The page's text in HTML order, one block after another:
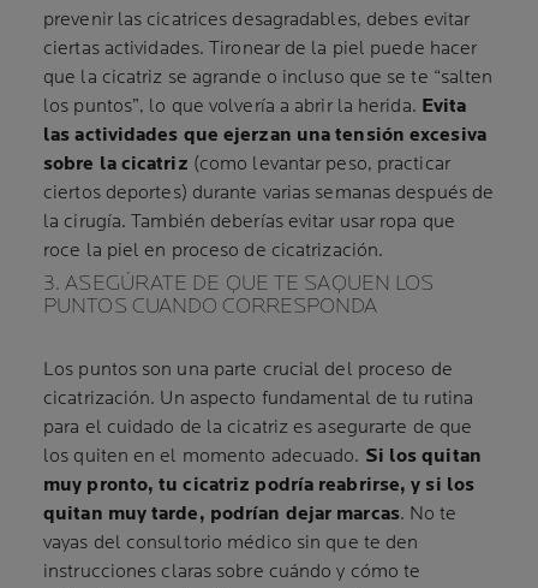
prevenir las cicatrices desagradables, debes evitar
ciertas actividades. Tironear de la piel puede hacer
que la cicatriz se agrande o incluso que se te “salten
los puntos”, lo que volvería a abrir la herida. Evita
las actividades que ejerzan una tensión excesiva
sobre la cicatriz (como levantar peso, practicar
ciertos deportes) durante varias semanas después de
la cirugía. También deberías evitar usar ropa que
roce la piel en proceso de cicatrización.
3. ASEGÚRATE DE QUE TE SAQUEN LOS
PUNTOS CUANDO CORRESPONDA
Los puntos son una parte crucial del proceso de
cicatrización. Un aspecto fundamental de tu rutina
para el cuidado de la cicatriz es asegurarte de que
los quiten en el momento adecuado. Si los quitan
muy pronto, tu cicatriz podría reabrirse, y si los
quitan muy tarde, podrían dejar marcas. No te
vayas del consultorio médico sin que te den
instrucciones claras sobre cuándo y cómo te